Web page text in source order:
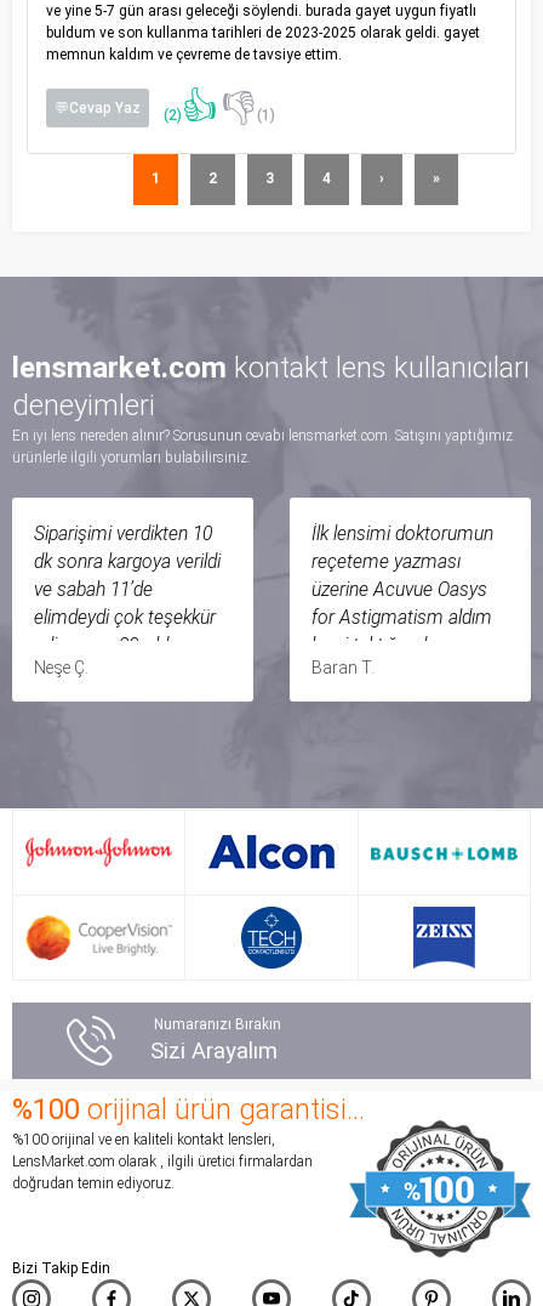
ve yine 5-7 gün arası geleceği söylendi. burada gayet uygun fiyatlı
buldum ve son kullanma tarihleri de 2023-2025 olarak geldi. gayet
memnun kaldım ve çevreme de tavsiye ettim.
💬Cevap Yaz (2) 👍👎(1)
1 2 3 4 › »
lensmarket.com kontakt lens kullanıcıları
deneyimleri
En iyi lens nereden alınır? Sorusunun cevabı lensmarket.com. Satışını yaptığımız
ürünlerle ilgili yorumları bulabilirsiniz.
Siparişimi verdikten 10
dk sonra kargoya verildi
ve sabah 11’de
elimdeydi çok teşekkür
ediyorum. 20 yıldır
freshlook hareli yeşil
-4.50 kullanan birisiyim
yaşamadım, tekrar
siparişimi yenilemek
isteyince freshlook’un
olmadığını üretilmediğini
öğrendim, lens market
nazik kibar ve bilgili bir
hanımefendiki bana uzun
uzun tüm lenslerle ilgili
içerikleri tek tek anlattı.
Air optik green rengini
aldım ve yarım saat
önce taktım hiç batma
gözümde ela yeşil
karışımı çok doğal bir
Neşe Ç.
İlk lensimi doktorumun
reçeteme yazması
üzerine Acuvue Oasys
for Astigmatism aldım
lensi taktığımda
kesinlikle rahat
edemedim ilk taktığım
hareketimde lenslerin
gözümde olduğunu
hissettim ilerleyen
sürekli bulanıklık gözümü
ardından tavsiye üzerine
gözümde yok gibi aşırı
rahatladım gün boyu
uzun saatler de
gözümde olsa bile
görüntü hep stabil ve hiç
kuruluk yapmadı su
içeriği Oasys’ten çok
Baran T.
Numaranızı Bırakın
Sizi Arayalım
%100 orijinal ürün garantisi...
%100 orijinal ve en kaliteli kontakt lensleri,
LensMarket.com olarak , ilgili üretici firmalardan
doğrudan temin ediyoruz.
Bizi Takip Edin